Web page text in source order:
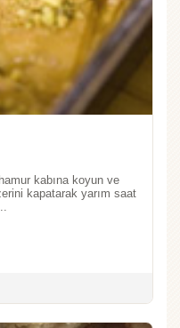
kabına koyun ve
kapatarak yarım saat